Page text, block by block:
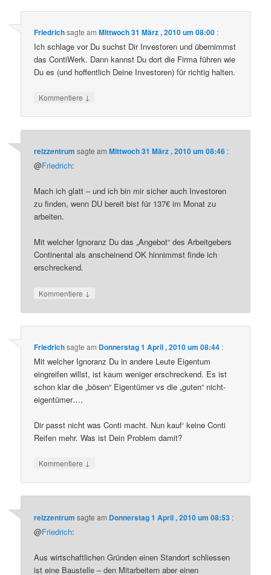
Friedrichsagte amMittwoch 31 März , 2010 um 08:00 :
Ich schlage vor Du suchst Dir Investoren und übernimmst
das ContiWerk. Dann kannst Du dort die Firma führen wie
Du es (und hoffentlich Deine Investoren) für richtig halten.
Kommentiere ↓
reizzentrum sagte amMittwoch 31 März , 2010 um 08:46 :
@Friedrich:
Mach ich glatt – und ich bin mir sicher auch Investoren
zu finden, wenn DU bereit bist für 137€ im Monat zu
arbeiten.
Mit welcher Ignoranz Du das „Angebot“ des Arbeitgebers
Continental als anscheinend OK hinnimmst finde ich
erschreckend.
Kommentiere ↓
Friedrichsagte am Donnerstag 1 April , 2010 um 08:44 :
Mit welcher Ignoranz Du in andere Leute Eigentum
eingreifen willst, ist kaum weniger erschreckend. Es ist
schon klar die „bösen“ Eigentümer vs die „guten“ nicht-
eigentümer….
Dir passt nicht was Conti macht. Nun kauf‘ keine Conti
Reifen mehr. Was ist Dein Problem damit?
Kommentiere ↓
reizzentrum sagte am Donnerstag 1 April , 2010 um 08:53 :
@Friedrich:
Aus wirtschaftlichen Gründen einen Standort schliessen
ist eine Baustelle – den Mitarbeitern aber einen